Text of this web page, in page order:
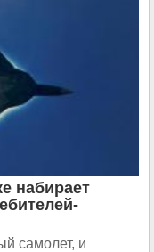
набирает
самолет, и